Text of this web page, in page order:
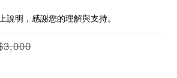
說明，感謝您的理解與支持。